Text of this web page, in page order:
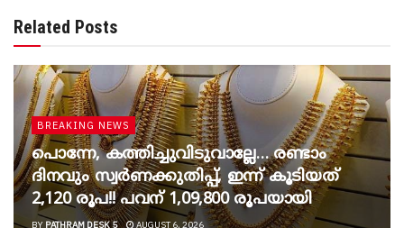
Related Posts
BREAKING NEWS
പൊന്നേ, കത്തിച്ചുവിടുവാല്ലേ… രണ്ടാം
ദിനവും സ്വർണക്കുതിപ്പ്, ഇന്ന് കൂടിയത്
2,120 രൂപ!! പവന് 1,09,800 രൂപയായി
BY PATHRAM DESK 5 AUGUST 6, 2026